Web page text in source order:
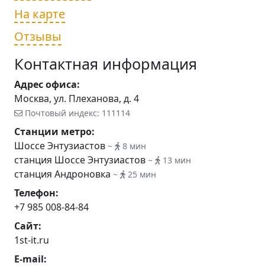
На карте
Отзывы
Контактная информация
Адрес офиса:
Москва, ул. Плеханова, д. 4
Почтовый индекс: 111114
Станции метро:
Шоссе Энтузиастов ~ 8 мин
станция Шоссе Энтузиастов ~ 13 мин
станция Андроновка ~ 25 мин
Телефон:
+7 985 008-84-84
Сайт:
1st-it.ru
E-mail: